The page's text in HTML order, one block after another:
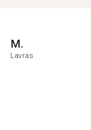
M.
Lavras